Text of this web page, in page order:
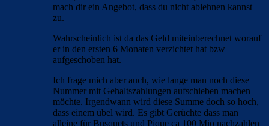
mach dir ein Angebot, dass du nicht ablehnen kannst
zu.
Wahrscheinlich ist da das Geld miteinberechnet worauf
er in den ersten 6 Monaten verzichtet hat bzw
aufgeschoben hat.
Ich frage mich aber auch, wie lange man noch diese
Nummer mit Gehaltszahlungen aufschieben machen
möchte. Irgendwann wird diese Summe doch so hoch,
dass einem übel wird. Es gibt Gerüchte dass man
alleine für Busquets und Pique ca 100 Mio nachzahlen